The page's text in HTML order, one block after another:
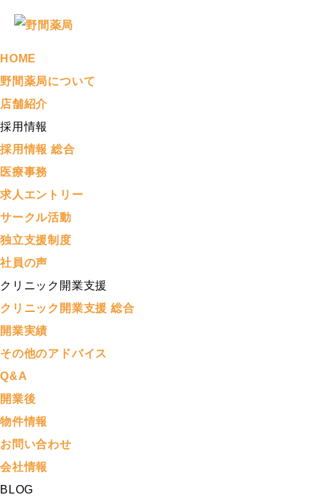
HOME
野間薬局について
店舗紹介
採用情報
採用情報 総合
医療事務
求人エントリー
サークル活動
独立支援制度
社員の声
クリニック開業支援
クリニック開業支援 総合
開業実績
その他のアドバイス
Q&A
開業後
物件情報
お問い合わせ
会社情報
BLOG